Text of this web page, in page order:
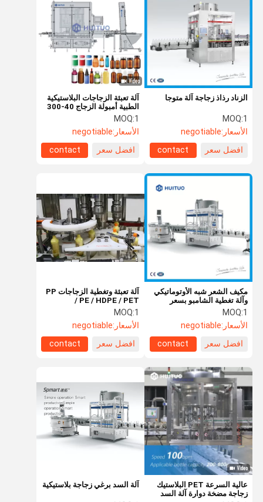
بيت منتجات
الزناد رذاذ زجاجة آلة متوجا
MOQ:1
الأسعار:negotiable
افضل سعر
contact
آلة تعبئة الزجاجات البلاستيكية
الطبية أمبولة الزجاج 40-300
نبضة في الدقيقة
MOQ:1
الأسعار:negotiable
افضل سعر
contact
مكيف الشعر شبه الأوتوماتيكي
وآلة تغطية الشامبو بسعر
المصنع من Huituo
MOQ:1
الأسعار:negotiable
افضل سعر
contact
آلة تعبئة وتغطية الزجاجات PP
/ PE / HDPE / PET
MOQ:1
الأسعار:negotiable
افضل سعر
contact
عالية السرعة PET البلاستيك
زجاجة مضخة دوارة آلة السد
آلة السد برغي زجاجة بلاستيكية